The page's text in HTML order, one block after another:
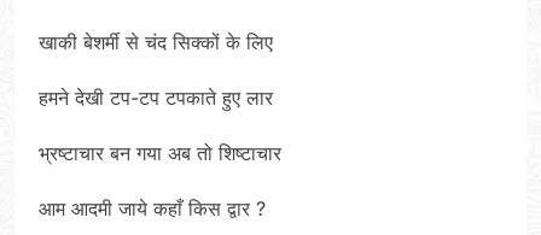
खाकी बेशर्मी से चंद सिक्कों के लिए
हमने देखी टप-टप टपकाते हुए लार
भ्रष्टाचार बन गया अब तो शिष्टाचार
आम आदमी जाये कहाँ किस द्वार ?